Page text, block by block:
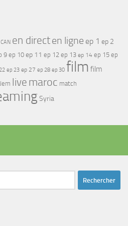
CAN en directen ligne ep 1 ep 2
9 ep 10 ep 11 ep 12 ep 13 ep 14 ep 15 ep
ep 23 ep 27 ep 28 ep 30 film film
live maroc match
Syria